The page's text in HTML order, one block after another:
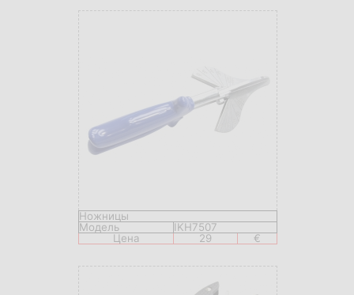
Ножницы
Модель
IKH7507
Цена
29 €